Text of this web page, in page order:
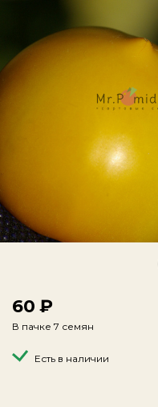
60
В пачке 7 семян
Есть в наличии